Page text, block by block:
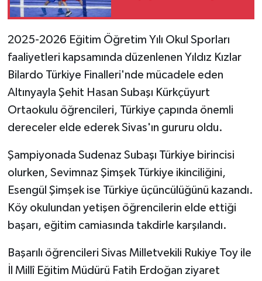
2025-2026 Eğitim Öğretim Yılı Okul Sporları
faaliyetleri kapsamında düzenlenen Yıldız Kızlar
Bilardo Türkiye Finalleri'nde mücadele eden
Altınyayla Şehit Hasan Subaşı Kürkçüyurt
Ortaokulu öğrencileri, Türkiye çapında önemli
dereceler elde ederek Sivas'ın gururu oldu.
Şampiyonada Sudenaz Subaşı Türkiye birincisi
olurken, Sevimnaz Şimşek Türkiye ikinciliğini,
Esengül Şimşek ise Türkiye üçüncülüğünü kazandı.
Köy okulundan yetişen öğrencilerin elde ettiği
başarı, eğitim camiasında takdirle karşılandı.
Başarılı öğrencileri Sivas Milletvekili Rukiye Toy ile
İl Millî Eğitim Müdürü Fatih Erdoğan ziyaret
Güvenlik
HABERDE İNSAN
İNSAN
İş Dünyası
Jandarma
Kadın
KÜLTÜR SANAT
MAGAZİN
Otomobil